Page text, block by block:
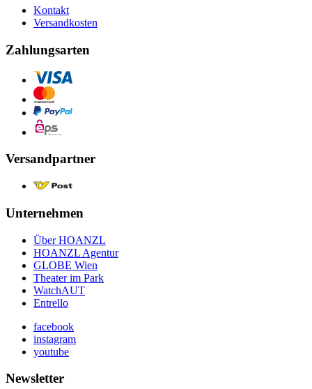
Kontakt
Versandkosten
Zahlungsarten
Versandpartner
Unternehmen
Über HOANZL
HOANZL Agentur
GLOBE Wien
Theater im Park
WatchAUT
Entrello
facebook
instagram
youtube
Newsletter